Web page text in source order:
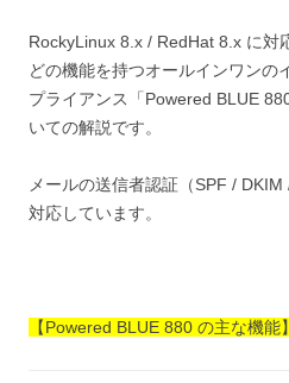
RockyLinux 8.x / RedHat 8.x に対
どの機能を持つオールインワンの
プライアンス「Powered BLUE
いての解説です。
メールの送信者認証（SPF /
対応しています。
【Powered BLUE 880 の主な機能】